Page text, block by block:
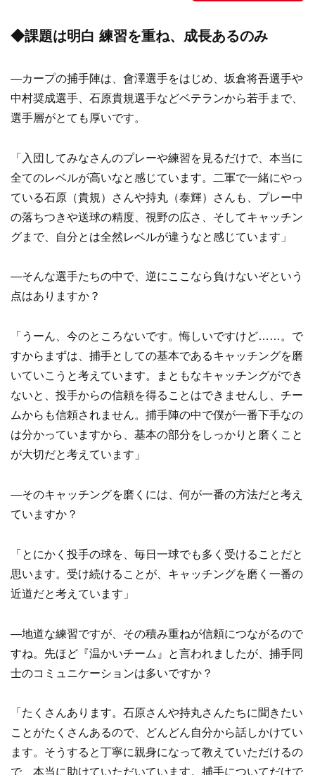
◆課題は明白 練習を重ね、成長あるのみ
―カープの捕手陣は、會澤選手をはじめ、坂倉将吾選手や
中村奨成選手、石原貴規選手などベテランから若手まで、
選手層がとても厚いです。
「入団してみなさんのプレーや練習を見るだけで、本当に
全てのレベルが高いなと感じています。二軍で一緒にやっ
ている石原（貴規）さんや持丸（泰輝）さんも、プレー中
の落ちつきや送球の精度、視野の広さ、そしてキャッチン
グまで、自分とは全然レベルが違うなと感じています」
―そんな選手たちの中で、逆にここなら負けないぞという
点はありますか？
「うーん、今のところないです。悔しいですけど……。で
すからまずは、捕手としての基本であるキャッチングを磨
いていこうと考えています。まともなキャッチングができ
ないと、投手からの信頼を得ることはできませんし、チー
ムからも信頼されません。捕手陣の中で僕が一番下手なの
は分かっていますから、基本の部分をしっかりと磨くこと
が大切だと考えています」
―そのキャッチングを磨くには、何が一番の方法だと考え
ていますか？
「とにかく投手の球を、毎日一球でも多く受けることだと
思います。受け続けることが、キャッチングを磨く一番の
近道だと考えています」
―地道な練習ですが、その積み重ねが信頼につながるので
すね。先ほど『温かいチーム』と言われましたが、捕手同
士のコミュニケーションは多いですか？
「たくさんあります。石原さんや持丸さんたちに聞きたい
ことがたくさんあるので、どんどん自分から話しかけてい
ます。そうすると丁寧に親身になって教えていただけるの
で、本当に助けていただいています。捕手についてだけで